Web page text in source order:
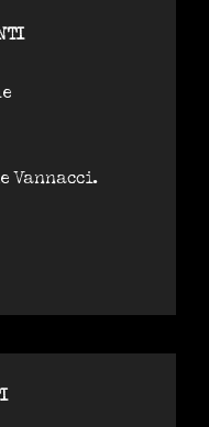
Vannacci.